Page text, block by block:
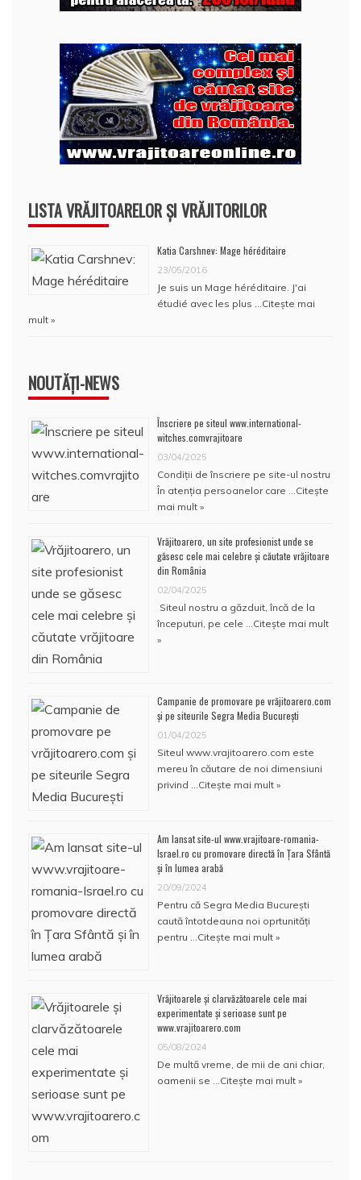
LISTA VRĂJITOARELOR ȘI VRĂJITORILOR
Katia Carshnev: Mage héréditaire
23/05/2016
Je suis un Mage héréditaire. J'ai
étudié avec les plus … Citește mai
mult »
NOUTĂȚI-NEWS
Înscriere pe siteul www.international-
witches.comvrajitoare
03/04/2025
Condiţii de înscriere pe site-ul nostru
În atenţia persoanelor care … Citește
mai mult »
Vrăjitoarero, un site profesionist unde se
găsesc cele mai celebre și căutate vrăjitoare
din România
02/04/2025
Siteul nostru a găzduit, încă de la
începuturi, pe cele … Citește mai mult
»
Campanie de promovare pe vrăjitoarero.com
și pe siteurile Segra Media București
01/04/2025
Siteul www.vrajitoarero.com este
mereu în căutare de noi dimensiuni
privind … Citește mai mult »
Am lansat site-ul www.vrajitoare-romania-
Israel.ro cu promovare directă în Țara Sfântă
și în lumea arabă
20/09/2024
Pentru că Segra Media București
caută întotdeauna noi oprtunități
pentru … Citește mai mult »
Vrăjitoarele și clarvăzătoarele cele mai
experimentate și serioase sunt pe
www.vrajitoarero.com
05/08/2024
De multă vreme, de mii de ani chiar,
oamenii se … Citește mai mult »